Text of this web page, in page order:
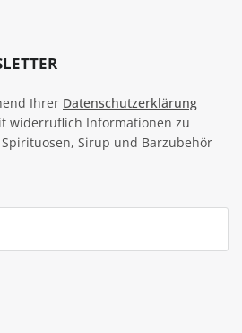
Ihrer Datenschutzerklärung
widerruflich Informationen zu
Sirup und Barzubehör